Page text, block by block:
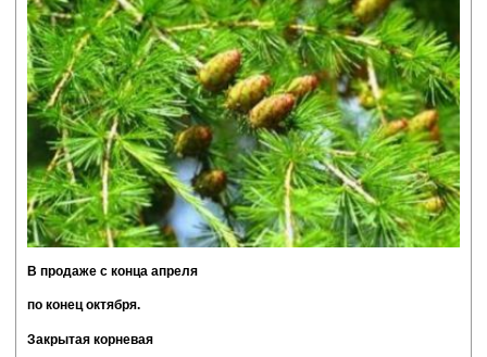
В продаже с конца апреля
по конец октября.
Закрытая корневая